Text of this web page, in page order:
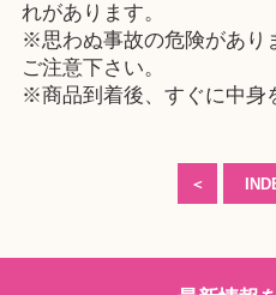
れがあります。
※思わぬ事故の危険があり
ご注意下さい。
※商品到着後、すぐに中身
＜